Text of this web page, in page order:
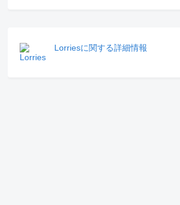
Lorriesに関する詳細情報